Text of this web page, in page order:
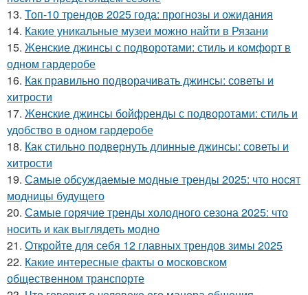
13. Топ-10 трендов 2025 года: прогнозы и ожидания
14. Какие уникальные музеи можно найти в Рязани
15. Женские джинсы с подворотами: стиль и комфорт в
одном гардеробе
16. Как правильно подворачивать джинсы: советы и
хитрости
17. Женские джинсы бойфренды с подворотами: стиль и
удобство в одном гардеробе
18. Как стильно подвернуть длинные джинсы: советы и
хитрости
19. Самые обсуждаемые модные тренды 2025: что носят
модницы будущего
20. Самые горячие тренды холодного сезона 2025: что
носить и как выглядеть модно
21. Откройте для себя 12 главных трендов зимы 2025
22. Какие интересные факты о московском
общественном транспорте